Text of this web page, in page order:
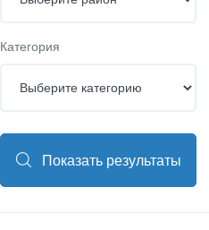
Категория
Показать результаты